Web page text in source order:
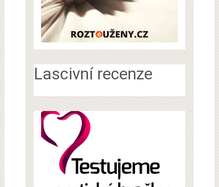
Lascivní recenze